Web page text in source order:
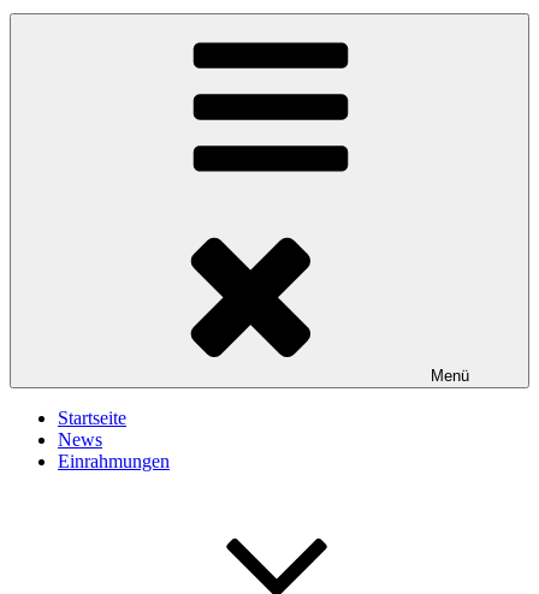
Menü
Startseite
News
Einrahmungen